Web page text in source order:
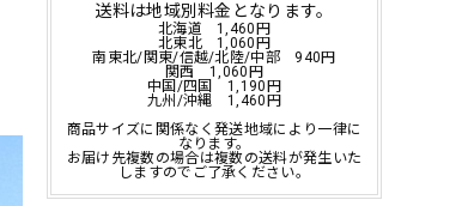
送料は地域別料金となります。
北海道 1,460円
北東北 1,060円
南東北/関東/信越/北陸/中部 940円
関西 1,060円
中国/四国 1,190円
九州/沖縄 1,460円
商品サイズに関係なく発送地域により一律に
なります。
お届け先複数の場合は複数の送料が発生いた
しますのでご了承ください。